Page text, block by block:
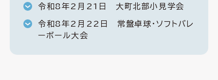
令和8年2月21日 大町北部小見学会
令和8年2月22日 常盤卓球・ソフトバレ
ーボール大会